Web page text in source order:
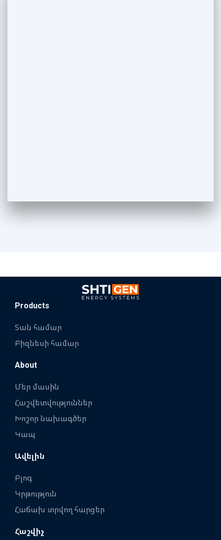
Products
Տան համար
Բիզնեսի համար
About
Մեր մասին
Հաշվետվություններ
Խոշոր նախագծեր
Կապ
Ավելին
Բլոգ
Կրթություն
Հաճախ տրվող հարցեր
Հաշվիչ